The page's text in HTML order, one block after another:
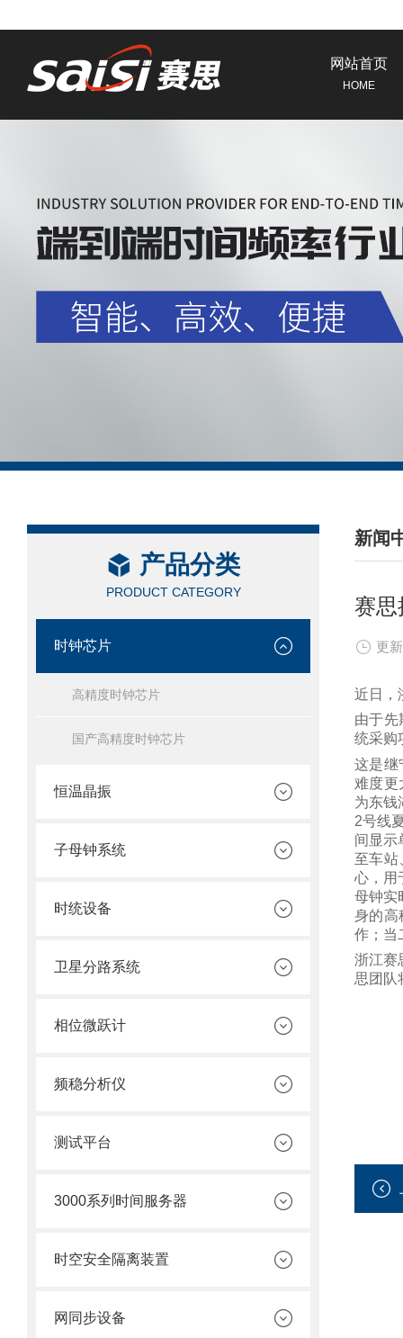
网站首页
HOME
产品分类
PRODUCT CATEGORY
时钟芯片
高精度时钟芯片
国产高精度时钟芯片
恒温晶振
子母钟系统
时统设备
卫星分路系统
相位微跃计
频稳分析仪
测试平台
3000系列时间服务器
时空安全隔离装置
网同步设备
新闻
/
赛思
更
近日，
由于先
统采购
这是继
难度更
为东钱
2号线
间显示
至车站
心，用
母钟实
身的高
作；当
浙江赛
思团队